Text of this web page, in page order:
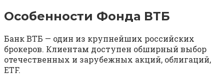
Особенности Фонда ВТБ
Банк ВТБ — один из крупнейших российских
брокеров. Клиентам доступен обширный выбор
отечественных и зарубежных акций, облигаций,
ETF.